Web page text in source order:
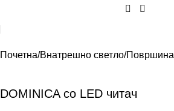
Почетна Внатрешно светло Површина
DOMINICA со LED читач